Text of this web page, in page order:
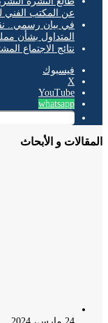
عن المكتب الفني
في بيان رسمي.. نقابة
المتداول بشأن مملكة
نتائج الاجتماع
فيسبوك
‫YouTube
whatsapp
و الأبحاث